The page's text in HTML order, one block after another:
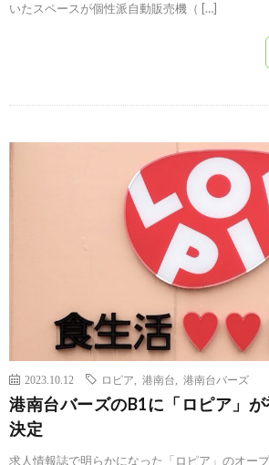
いたスペースが個性派自動販売機（ […]
2023.10.12 ロピア 港南台 港南台バーズ
港南台バーズのB1に「ロピア」
決定
求人情報誌で明らかになった「ロピア」のオー